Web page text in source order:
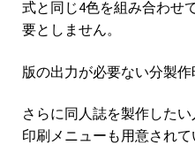
式と同じ4色を組み合わせ
要としません。
版の出力が必要ない分製作
さらに同人誌を製作した
印刷メニューも用意されて